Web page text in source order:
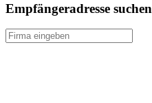
Empfängeradresse suchen